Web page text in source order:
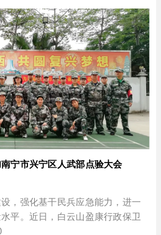
宁市兴宁区人武部点验大会
，强化基干民兵应急能力，进一
平。近日，白云山盈康行政保卫